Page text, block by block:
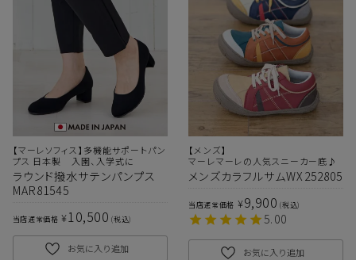
【マーレソフィス】多機能サポートパン
プス 日本製 入園、入学式に
ラウンド撥水サテンパンプス
MAR81545
当店通常価格 ¥10,500 税込
お気に入り追加
【メンズ】
マーレマーレの人気スニーカー底♪
メンズカラフルサムWX252805
当店通常価格 ¥9,900 税込
5.00
お気に入り追加